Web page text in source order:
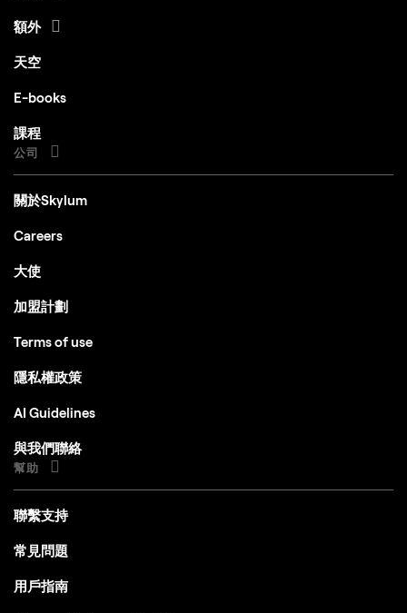
處理器
RAM
磁盤空間
顯示器
圖像
額外
天空
E-books
課程
公司
關於Skylum
Careers
大使
加盟計劃
Terms of use
隱私權政策
AI Guidelines
與我們聯絡
幫助
聯繫支持
常見問題
用戶指南